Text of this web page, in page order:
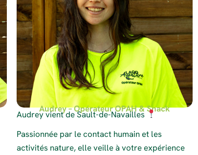
Audrey – Opérateur OPAH & Snack
Audrey vient de Sault-de-Navailles
Passionnée par le contact humain et les
activités nature, elle veille à votre expérience